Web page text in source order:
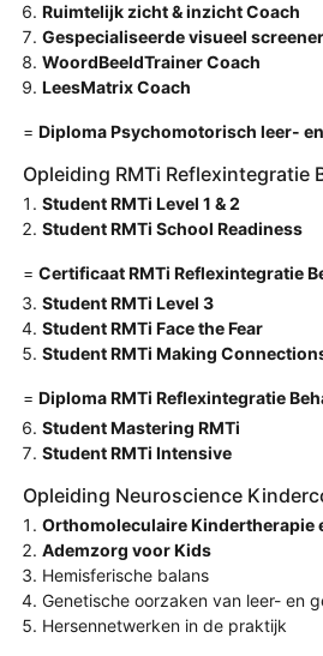
Ruimtelijk zicht & inzicht Coach
Gespecialiseerde visueel
WoordBeeldTrainer Coach
LeesMatrix Coach
= Diploma Psychomotorisch leer-
Opleiding RMTi Reflexintegratie
Student RMTi Level 1 & 2
Student RMTi School Readiness
= Certificaat RMTi Reflexintegratie
Student RMTi Level 3
Student RMTi Face the Fear
Student RMTi Making
= Diploma RMTi Reflexintegratie
Student Mastering RMTi
Student RMTi Intensive
Opleiding Neuroscience
Orthomoleculaire Kindertherapie
Ademzorg voor Kids
Hemisferische balans
Genetische oorzaken van leer- en
Hersennetwerken in de praktijk